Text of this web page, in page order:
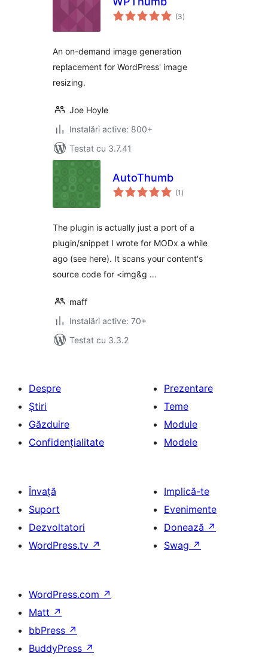
(3total
aprecieri
)
An on-demand image generation
replacement for WordPress' image
resizing.
Joe Hoyle
Instalări active: 800+
Testat cu 3.7.41
AutoThumb
(1 total
aprecieri
)
The plugin is actually just a port of a
plugin/snippet I wrote for MODx a while
ago (see here). It scans your content's
source code for <img&g …
maff
Instalări active: 70+
Testat cu 3.3.2
Despre
Știri
Găzduire
Confidențialitate
Prezentare
Teme
Module
Modele
Învață
Suport
Dezvoltatori
WordPress.tv ↗
Implică-te
Evenimente
Donează ↗
Swag ↗
WordPress.com ↗
Matt ↗
bbPress ↗
BuddyPress ↗